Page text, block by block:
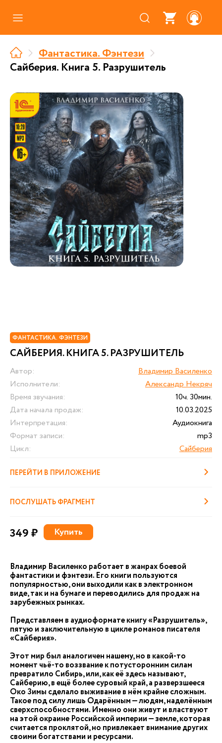
Где купить
О нас
Партнерам
Фантастика. Фэнтези
Сайберия. Книга 5. Разрушитель
ФАНТАСТИКА. ФЭНТЕЗИ
САЙБЕРИЯ. КНИГА 5. РАЗРУШИТЕЛЬ
Автор:
Владимир Василенко
Исполнители:
Александр Некряч
Время звучания:
10ч. 30мин.
Дата начала продаж:
10.03.2025
Интерпретация:
Аудиокнига
Формат записи:
mp3
Цикл:
Сайберия
ПЕРЕЙТИ В ПРИЛОЖЕНИЕ
ПОСЛУШАТЬ ФРАГМЕНТ
349 ₽ Купить
Владимир Василенко работает в жанрах боевой
фантастики и фэнтези. Его книги пользуются
популярностью, они выходили как в электронном
виде, так и на бумаге и переводились для продаж на
зарубежных рынках.
Представляем в аудиоформате книгу «Разрушитель»,
пятую и заключительную в цикле романов писателя
«Сайберия».
Этот мир был аналогичен нашему, но в какой-то
момент чьё-то воззвание к потусторонним силам
превратило Сибирь, или, как её здесь называют,
Сайберию, в ещё более суровый край, а разверзшееся
Око Зимы сделало выживание в нём крайне сложным.
Такое под силу лишь Одарённым — людям, наделённым
сверхспособностями. Именно они живут и властвуют
на этой окраине Российской империи — земле, которая
считается проклятой, но привлекает внимание других
своими богатствами и ресурсами.